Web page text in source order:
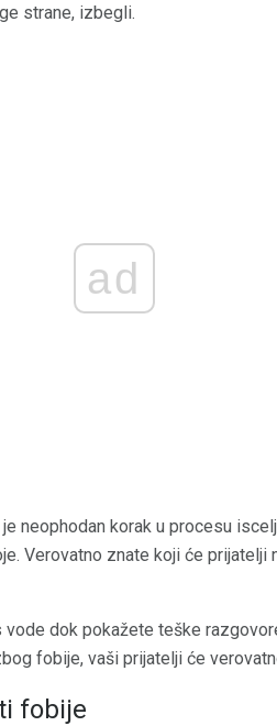
strane, izbegli.
ad
neophodan korak u procesu
Verovatno znate koji će prijatelji
dok pokažete teške
fobije, vaši prijatelji će
fobije